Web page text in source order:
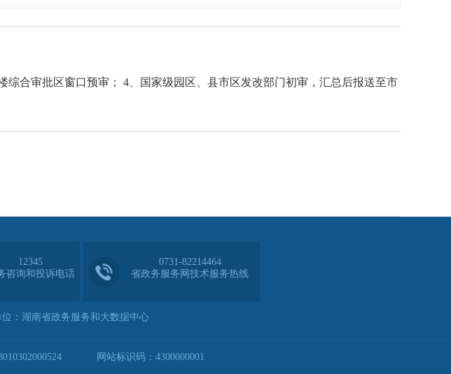
合审批区窗口预审； 4、国家级园区、县市区发改部门初审，汇总后报送至市
12345
咨询和投诉电话
0731-82214464
省政务服务网技术服务热线
：湖南省政务服务和大数据中心
网站标识码：4300000001